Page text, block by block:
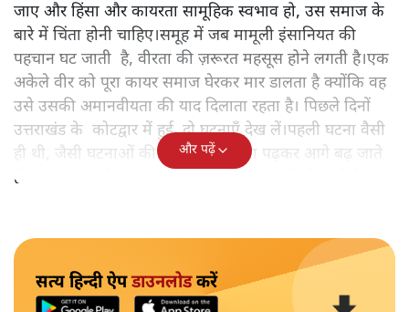
जाए और हिंसा और कायरता सामूहिक स्वभाव हो, उस समाज के
बारे में चिंता होनी चाहिए।समूह में जब मामूली इंसानियत की
पहचान घट जाती है, वीरता की ज़रूरत महसूस होने लगती है।एक
अकेले वीर को पूरा कायर समाज घेरकर मार डालता है क्योंकि वह
उसे उसकी अमानवीयता की याद दिलाता रहता है। पिछले दिनों
उत्तराखंड के कोटद्वार में हुई दो घटनाएँ देख लें।पहली घटना वैसी
ही थी, जैसी घटनाओं की खबर हम रोज़ाना पढ़कर आगे बढ़ जाते
हैं।भारत के तक़रीबन हर हिस्से से ऐसी खबर आती ही रहती है।
और पढ़ें
सत्य हिन्दी ऐपडाउनलोडकरें